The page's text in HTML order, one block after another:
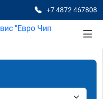
+7 4872 467808